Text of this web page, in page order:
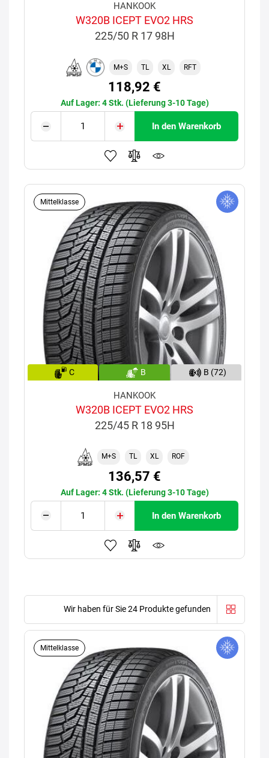
HANKOOK
W320B ICEPT EVO2 HRS
225/50 R 17 98H
M+S TL XL RFT
118,92 €
Auf Lager: 4 Stk. (Lieferung 3-10 Tage)
In den Warenkorb
Mittelklasse
C B B (72)
HANKOOK
W320B ICEPT EVO2 HRS
225/45 R 18 95H
M+S TL XL ROF
136,57 €
Auf Lager: 4 Stk. (Lieferung 3-10 Tage)
In den Warenkorb
Wir haben für Sie 24 Produkte gefunden
Mittelklasse